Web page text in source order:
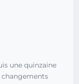
une quinzaine
changements